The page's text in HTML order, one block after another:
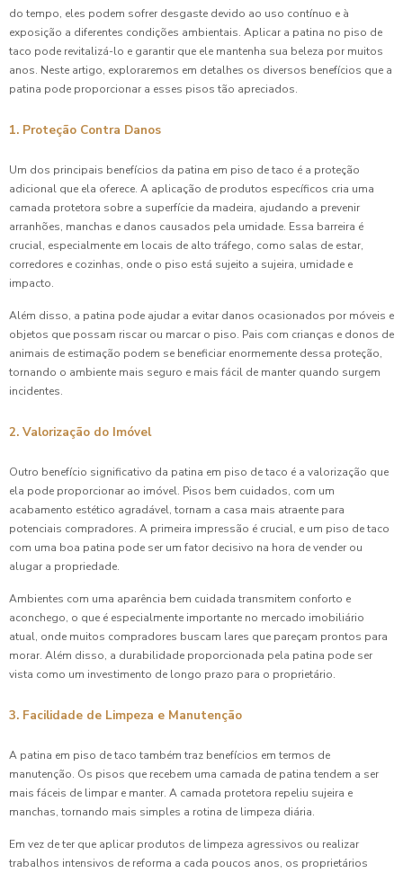
do tempo, eles podem sofrer desgaste devido ao uso contínuo e à
exposição a diferentes condições ambientais. Aplicar a patina no piso de
taco pode revitalizá-lo e garantir que ele mantenha sua beleza por muitos
anos. Neste artigo, exploraremos em detalhes os diversos benefícios que a
patina pode proporcionar a esses pisos tão apreciados.
1. Proteção Contra Danos
Um dos principais benefícios da patina em piso de taco é a proteção
adicional que ela oferece. A aplicação de produtos específicos cria uma
camada protetora sobre a superfície da madeira, ajudando a prevenir
arranhões, manchas e danos causados pela umidade. Essa barreira é
crucial, especialmente em locais de alto tráfego, como salas de estar,
corredores e cozinhas, onde o piso está sujeito a sujeira, umidade e
impacto.
Além disso, a patina pode ajudar a evitar danos ocasionados por móveis e
objetos que possam riscar ou marcar o piso. Pais com crianças e donos de
animais de estimação podem se beneficiar enormemente dessa proteção,
tornando o ambiente mais seguro e mais fácil de manter quando surgem
incidentes.
2. Valorização do Imóvel
Outro benefício significativo da patina em piso de taco é a valorização que
ela pode proporcionar ao imóvel. Pisos bem cuidados, com um
acabamento estético agradável, tornam a casa mais atraente para
potenciais compradores. A primeira impressão é crucial, e um piso de taco
com uma boa patina pode ser um fator decisivo na hora de vender ou
alugar a propriedade.
Ambientes com uma aparência bem cuidada transmitem conforto e
aconchego, o que é especialmente importante no mercado imobiliário
atual, onde muitos compradores buscam lares que pareçam prontos para
morar. Além disso, a durabilidade proporcionada pela patina pode ser
vista como um investimento de longo prazo para o proprietário.
3. Facilidade de Limpeza e Manutenção
A patina em piso de taco também traz benefícios em termos de
manutenção. Os pisos que recebem uma camada de patina tendem a ser
mais fáceis de limpar e manter. A camada protetora repeliu sujeira e
manchas, tornando mais simples a rotina de limpeza diária.
Em vez de ter que aplicar produtos de limpeza agressivos ou realizar
trabalhos intensivos de reforma a cada poucos anos, os proprietários